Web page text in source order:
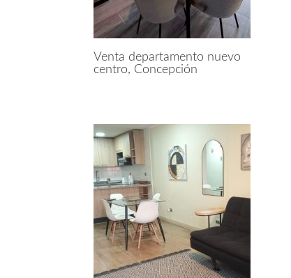
Venta departamento nuevo
centro, Concepción